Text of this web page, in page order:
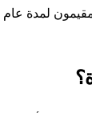
لمدة عام